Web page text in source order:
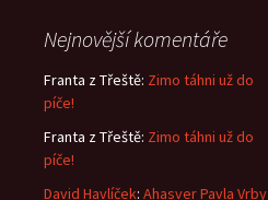
Nejnovější komentáře
Franta z Třeště: Zimo táhni už do
píče!
Franta z Třeště: Zimo táhni už do
píče!
David Havlíček: Ahasver Pavla Vrby